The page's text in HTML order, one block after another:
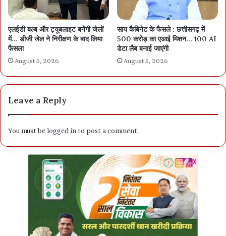
एलईडी बल्ब और ट्यूबलाइट बनेंगी जेलों
में… डीजी जेल ने निरीक्षण के बाद लिया
फैसला
August 5, 2026
साय कैबिनेट के फैसले : छत्तीसगढ़ में
500 करोड़ का एआई मिशन… 100 AI
डेटा लैब बनाई जाएंगी
August 5, 2026
Leave a Reply
You must belogged into post a comment.